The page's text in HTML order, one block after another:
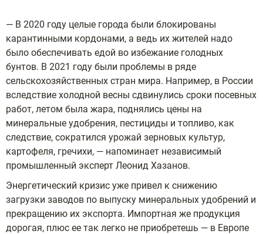
— В 2020 году целые города были блокированы
карантинными кордонами, а ведь их жителей надо
было обеспечивать едой во избежание голодных
бунтов. В 2021 году были проблемы в ряде
сельскохозяйственных стран мира. Например, в России
вследствие холодной весны сдвинулись сроки посевных
работ, летом была жара, поднялись цены на
минеральные удобрения, пестициды и топливо, как
следствие, сократился урожай зерновых культур,
картофеля, гречихи, — напоминает независимый
промышленный эксперт Леонид Хазанов.
Энергетический кризис уже привел к снижению
загрузки заводов по выпуску минеральных удобрений и
прекращению их экспорта. Импортная же продукция
дорогая, плюс ее так легко не приобретешь — в Европе